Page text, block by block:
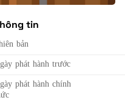
tin
bản
phát hành trước
phát hành chính